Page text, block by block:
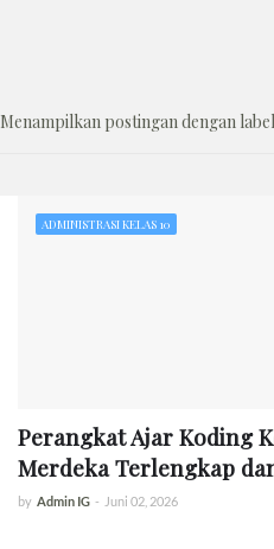
Menampilkan postingan dengan label
ADMINISTRASI KELAS 10
Perangkat Ajar Koding
Merdeka Terlengkap
by Admin IG - Juni 02, 2026